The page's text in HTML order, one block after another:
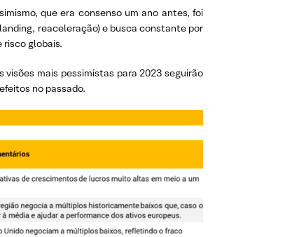
que era consenso um ano antes, foi
reaceleração) e busca constante por
globais.
mais pessimistas para 2023 seguirão
no passado.​